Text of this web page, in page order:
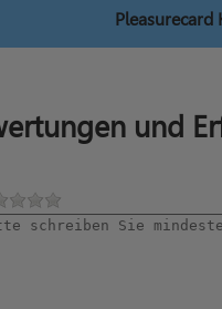
Pleasurecard
und